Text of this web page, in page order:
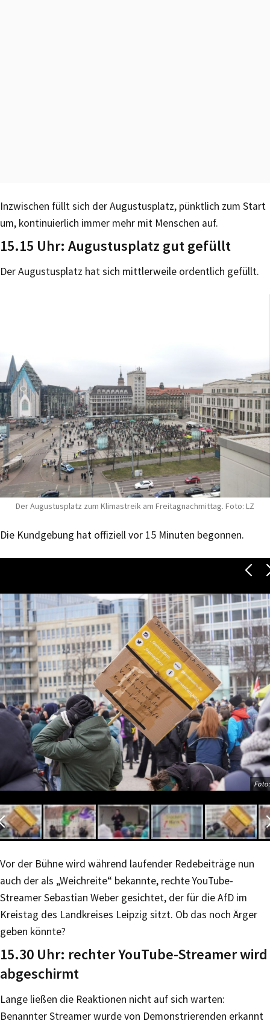
Inzwischen füllt sich der Augustusplatz, pünktlich zum Start
um, kontinuierlich immer mehr mit Menschen auf.
15.15 Uhr: Augustusplatz gut gefüllt
Der Augustusplatz hat sich mittlerweile ordentlich gefüllt.
Der Augustusplatz zum Klimastreik am Freitagnachmittag. Foto: LZ
Die Kundgebung hat offiziell vor 15 Minuten begonnen.
Vor der Bühne wird während laufender Redebeiträge nun
auch der als „Weichreite“ bekannte, rechte YouTube-
Streamer Sebastian Weber gesichtet, der für die AfD im
Kreistag des Landkreises Leipzig sitzt. Ob das noch Ärger
geben könnte?
15.30 Uhr: rechter YouTube-Streamer wird
abgeschirmt
Lange ließen die Reaktionen nicht auf sich warten:
Benannter Streamer wurde von Demonstrierenden erkannt